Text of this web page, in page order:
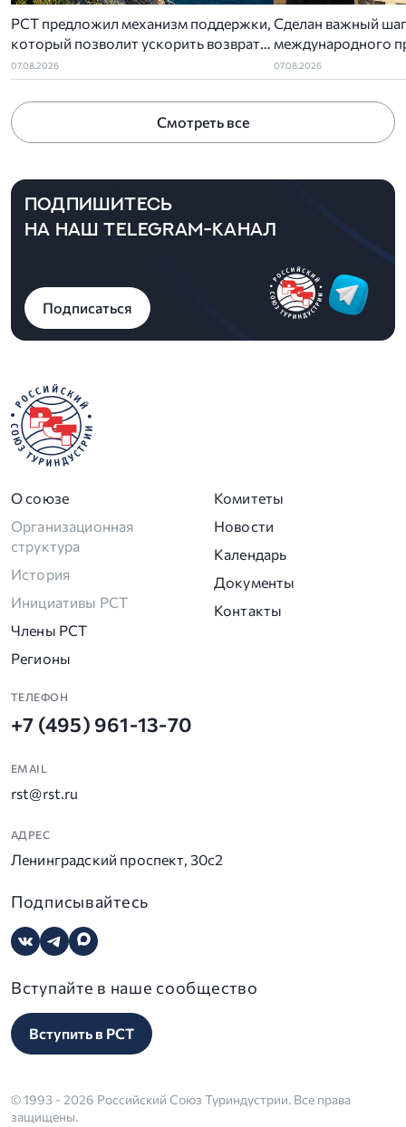
РСТ предложил механизм поддержки,
который позволит ускорить возврат
денег туристам за отмененный отдых в
Крыму
07.08.2026
Сделан важный
международного
чайный путь»
07.08.2026
Смотреть все
ПОДПИШИТЕСЬ
НА НАШ TELEGRAM-КАНАЛ
Подписаться
О союзе
Организационная
структура
История
Инициативы РСТ
Члены РСТ
Регионы
Комитеты
Новости
Календарь
Документы
Контакты
ТЕЛЕФОН
+7 (495) 961-13-70
EMAIL
rst@rst.ru
АДРЕС
Ленинградский проспект, 30с2
Подписывайтесь
Вступайте в наше сообщество
Вступить в РСТ
© 1993 - 2026 Российский Союз Туриндустрии. Все права
защищены.